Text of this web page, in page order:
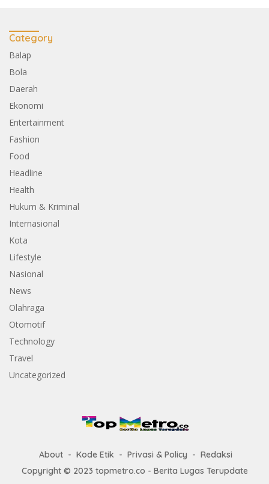
Category
Balap
Bola
Daerah
Ekonomi
Entertainment
Fashion
Food
Headline
Health
Hukum & Kriminal
Internasional
Kota
Lifestyle
Nasional
News
Olahraga
Otomotif
Technology
Travel
Uncategorized
About Kode Etik Privasi & Policy
Redaksi
Copyright © 2023 topmetro.co - Berita Lugas Terupdate